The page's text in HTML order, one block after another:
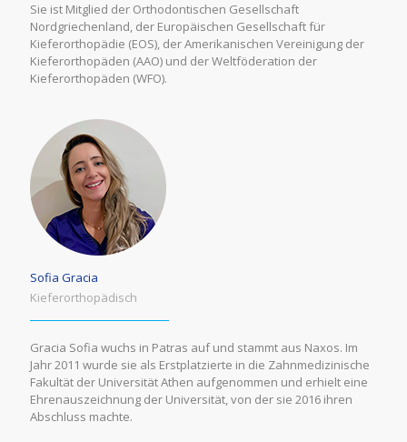
Sie ist Mitglied der Orthodontischen Gesellschaft
Nordgriechenland, der Europäischen Gesellschaft für
Kieferorthopädie (EOS), der Amerikanischen Vereinigung der
Kieferorthopäden (AAO) und der Weltföderation der
Kieferorthopäden (WFO).
Sofia Gracia
Κieferorthopädisch
Gracia Sofia wuchs in Patras auf und stammt aus Naxos. Im
Jahr 2011 wurde sie als Erstplatzierte in die Zahnmedizinische
Fakultät der Universität Athen aufgenommen und erhielt eine
Ehrenauszeichnung der Universität, von der sie 2016 ihren
Abschluss machte.